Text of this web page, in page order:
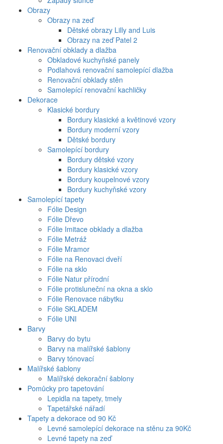
Obrazy
Obrazy na zeď
Dětské obrazy Lilly and Luis
Obrazy na zeď Patel 2
Renovační obklady a dlažba
Obkladové kuchyňské panely
Podlahová renovační samolepící dlažba
Renovační obklady stěn
Samolepící renovační kachličky
Dekorace
Klasické bordury
Bordury klasické a květinové vzory
Bordury moderní vzory
Dětské bordury
Samolepící bordury
Bordury dětské vzory
Bordury klasické vzory
Bordury koupelnové vzory
Bordury kuchyňské vzory
Samolepící tapety
Fólie Design
Fólie Dřevo
Fólie Imitace obklady a dlažba
Fólie Metráž
Fólie Mramor
Fólie na Renovaci dveří
Fólie na sklo
Fólie Natur přírodní
Fólie protisluneční na okna a sklo
Fólie Renovace nábytku
Fólie SKLADEM
Fólie UNI
Barvy
Barvy do bytu
Barvy na malířské šablony
Barvy tónovací
Malířské šablony
Malířské dekorační šablony
Pomůcky pro tapetování
Lepidla na tapety, tmely
Tapetářské nářadí
Tapety a dekorace od 90 Kč
Levné samolepící dekorace na stěnu za 90Kč
Levné tapety na zeď